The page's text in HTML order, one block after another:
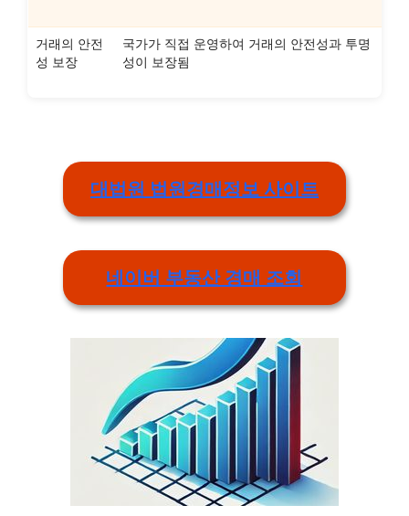
거래의 안전
성 보장
국가가 직접 운영하여 거래의 안전성과 투명
성이 보장됨
대법원 법원경매정보 사이트
네이버 부동산 경매 조회